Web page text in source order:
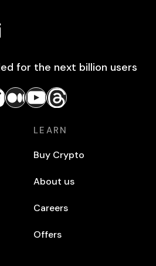
for the next billion users
LEARN
Buy Crypto
About us
Careers
Offers